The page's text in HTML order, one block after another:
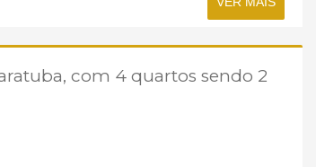
com 4 quartos sendo 2